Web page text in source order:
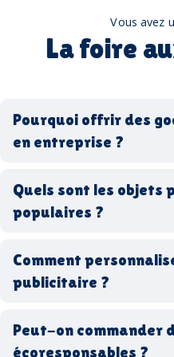
Vous avez
La foire
Pourquoi offrir des
en entreprise ?
Quels sont les objets
populaires ?
stylos personnalisés
gourdes réutilisables
France Made in Europe
Comment
publicitaire ?
Peut-on commander
écoresponsables ?